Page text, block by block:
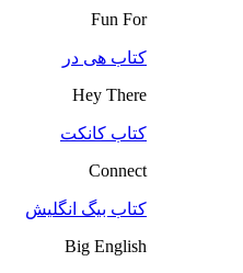
Fun For
کتاب هی در
Hey There
کتاب کانکت
Connect
کتاب بیگ انگلیش
Big English